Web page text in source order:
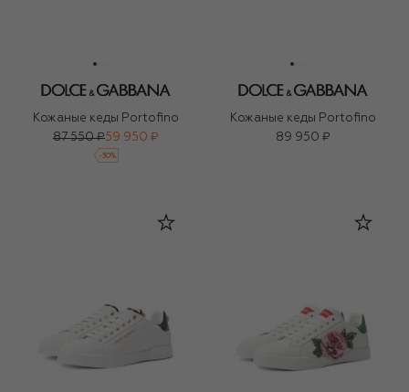
Кожаные кеды Portofino
87 550 ₽59 950 ₽
-30%
Кожаные кеды Portofino
89 950 ₽